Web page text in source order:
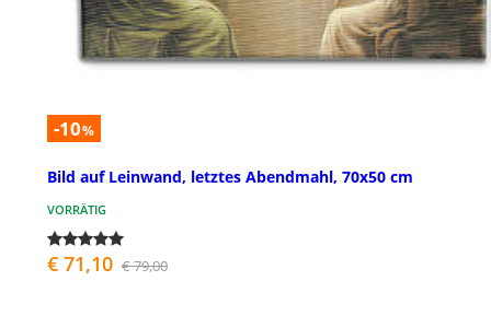
-10%
Bild auf Leinwand, letztes Abendmahl, 70x50 cm
VORRÄTIG
€ 71,10 € 79,00